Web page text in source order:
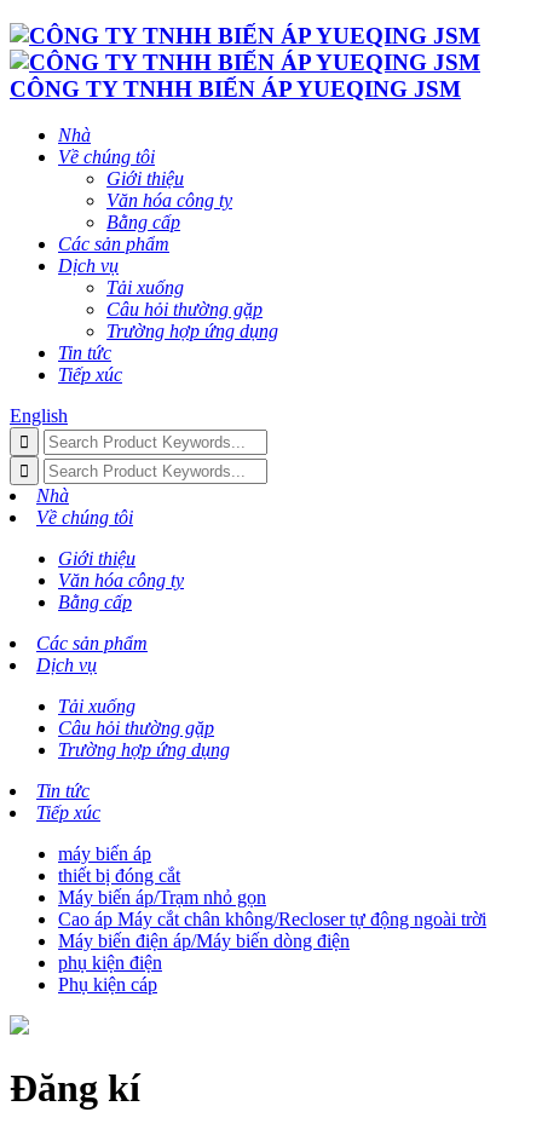
CÔNG TY TNHH BIẾN ÁP YUEQING JSM
Nhà
Về chúng tôi
Giới thiệu
Văn hóa công ty
Bằng cấp
Các sản phẩm
Dịch vụ
Tải xuống
Câu hỏi thường gặp
Trường hợp ứng dụng
Tin tức
Tiếp xúc
English
Nhà
Về chúng tôi
Giới thiệu
Văn hóa công ty
Bằng cấp
Các sản phẩm
Dịch vụ
Tải xuống
Câu hỏi thường gặp
Trường hợp ứng dụng
Tin tức
Tiếp xúc
máy biến áp
thiết bị đóng cắt
Máy biến áp/Trạm nhỏ gọn
Cao áp Máy cắt chân không/Recloser tự động ngoài trời
Máy biến điện áp/Máy biến dòng điện
phụ kiện điện
Phụ kiện cáp
Đăng kí